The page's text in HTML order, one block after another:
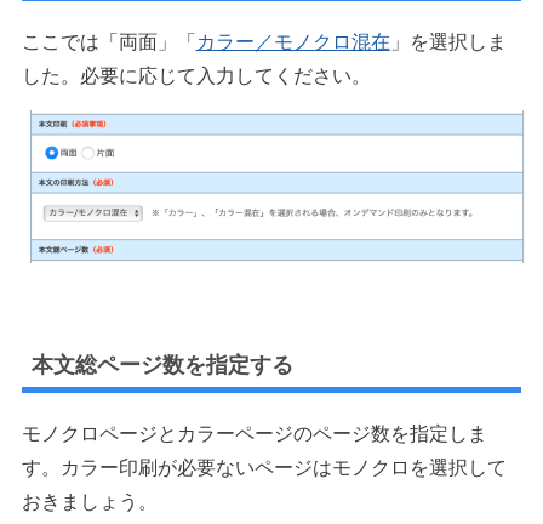
ここでは「両面」「 カラー／モノクロ混在 」を選択しま
した。必要に応じて入力してください。
本文総ページ数を指定する
モノクロページとカラーページのページ数を指定しま
す。カラー印刷が必要ないページはモノクロを選択して
おきましょう。